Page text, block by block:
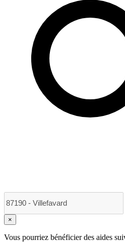
×
Vous pourriez bénéficier des aides